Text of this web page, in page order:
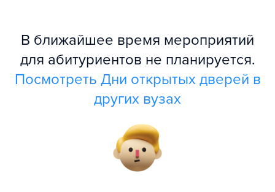
В ближайшее время мероприятий
для абитуриентов не планируется.
Посмотреть Дни открытых дверей в
других вузах